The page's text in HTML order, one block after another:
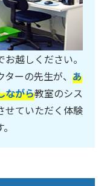
越しください。
ーの先生が、 あ
ながら教室のシス
せていただく体験